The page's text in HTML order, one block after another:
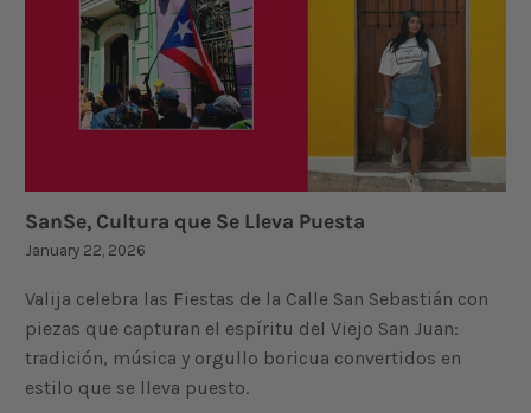
SanSe, Cultura que Se Lleva Puesta
January 22, 2026
Valija celebra las Fiestas de la Calle San Sebastián con
piezas que capturan el espíritu del Viejo San Juan:
tradición, música y orgullo boricua convertidos en
estilo que se lleva puesto.